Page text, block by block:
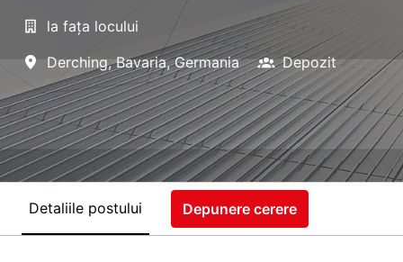
la fața locului
Derching, Bavaria, Germania Depozit
Detaliile postului Depunere cerere